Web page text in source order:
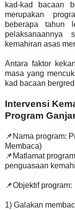
kad-kad bacaan
merupakan
beberapa tahun
pelaksanaannya
kemahiran asas
Antara faktor
masa yang
kad bacaan
Intervensi
Program
📌Nama program:
Membaca)
📌Matlamat
penguasaan
📌Objektif program:
1) Galakan